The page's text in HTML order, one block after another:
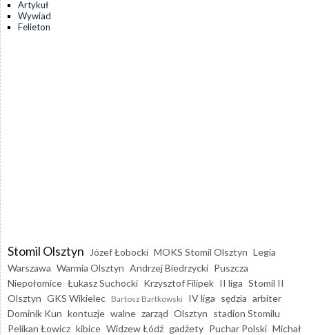
Artykuł
Wywiad
Felieton
Stomil Olsztyn Józef Łobocki MOKS Stomil Olsztyn Legia
Warszawa Warmia Olsztyn Andrzej Biedrzycki Puszcza
Niepołomice Łukasz Suchocki Krzysztof Filipek II liga Stomil II
Olsztyn GKS Wikielec Bartosz Bartkowski IV liga sędzia arbiter
Dominik Kun kontuzje walne zarząd Olsztyn stadion Stomilu
Pelikan Łowicz kibice Widzew Łódź gadżety Puchar Polski Michał